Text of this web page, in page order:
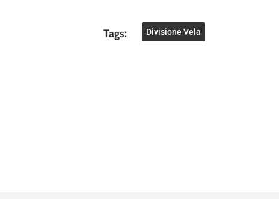
Tags: Divisione Vela